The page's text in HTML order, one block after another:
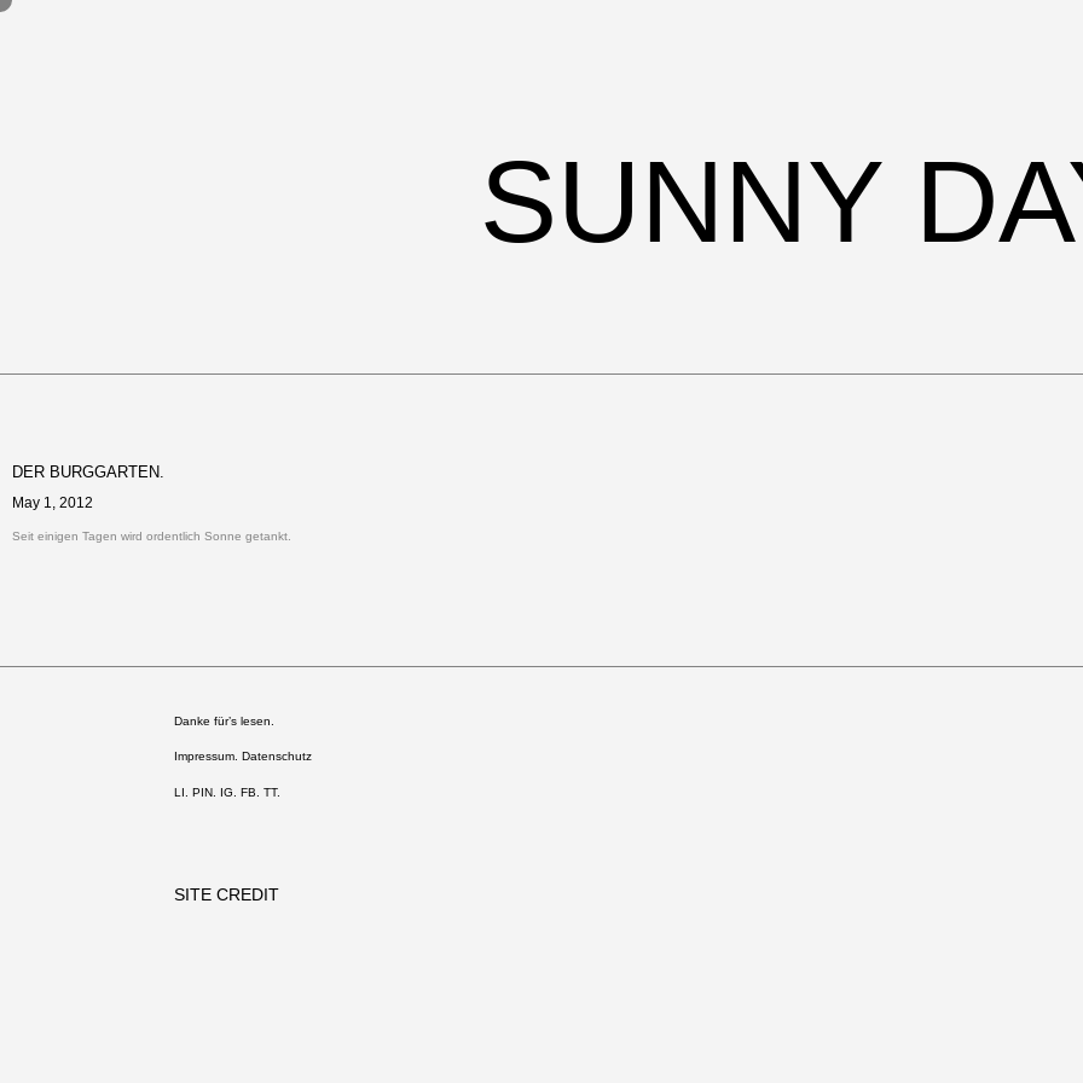
SUNNY
DER BURGGARTEN.
May 1, 2012
Seit einigen Tagen wird ordentlich Sonne getankt.
Danke für’s lesen.
Impressum. Datenschutz
LI .PIN IG .FB. TT.
SITE CREDIT